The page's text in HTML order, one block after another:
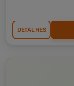
DETALHES